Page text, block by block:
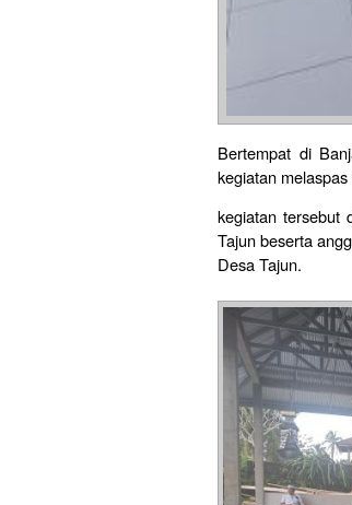
Bertempat di
kegiatan
kegiatan
Tajun beserta
Desa Tajun.